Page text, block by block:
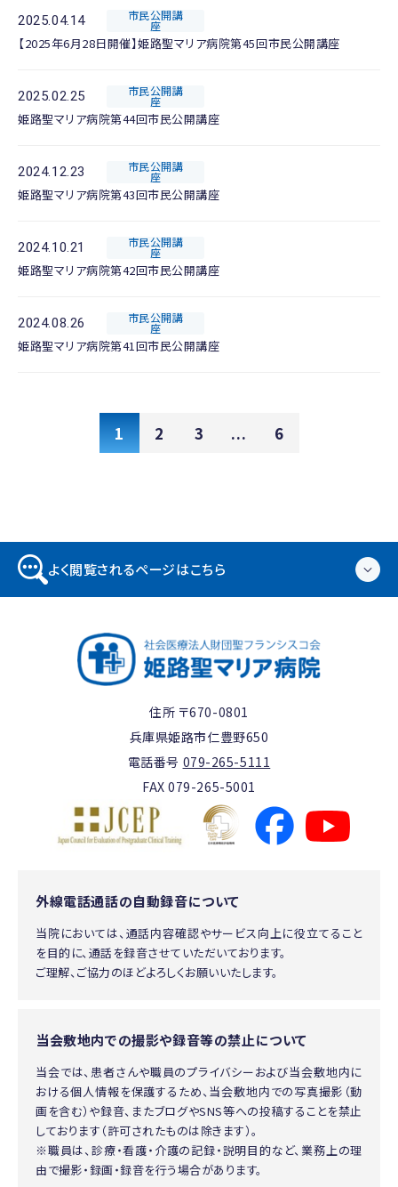
2025.04.14 市民公開講
座
【2025年6月28日開催】姫路聖マリア病院第45回市民公開講座
2025.02.25 市民公開講
座
姫路聖マリア病院第44回市民公開講座
2024.12.23 市民公開講
座
姫路聖マリア病院第43回市民公開講座
2024.10.21 市民公開講
座
姫路聖マリア病院第42回市民公開講座
2024.08.26 市民公開講
座
姫路聖マリア病院第41回市民公開講座
1 2 3 ... 6
よく閲覧されるページはこちら
住所 〒670-0801
兵庫県姫路市仁豊野650
電話番号 079-265-5111
FAX 079-265-5001
外線電話通話の自動録音について
当院においては、通話内容確認やサービス向上に役立てること
を目的に、通話を録音させていただいております。
ご理解、ご協力のほどよろしくお願いいたします。
当会敷地内での撮影や録音等の禁止について
当会では、患者さんや職員のプライバシーおよび当会敷地内に
おける個人情報を保護するため、当会敷地内での写真撮影（動
画を含む）や録音、またブログやSNS等への投稿することを禁止
しております（許可されたものは除きます）。
※職員は、診療・看護・介護の記録・説明目的など、業務上の理
由で撮影・録画・録音を行う場合があります。